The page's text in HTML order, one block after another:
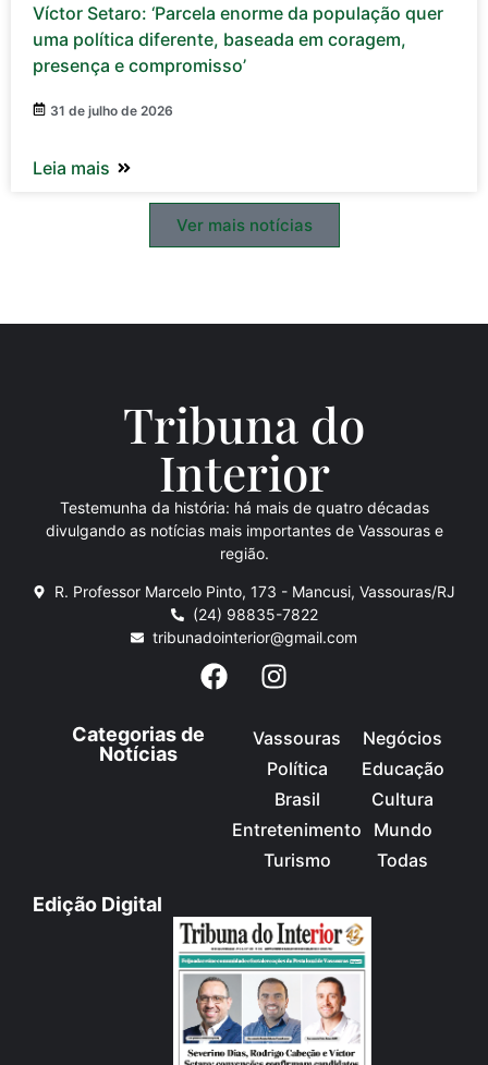
Víctor Setaro: ‘Parcela enorme da população quer
uma política diferente, baseada em coragem,
presença e compromisso’
31 de julho de 2026
Leia mais
Ver mais notícias
Tribuna do
Interior
Testemunha da história: há mais de quatro décadas
divulgando as notícias mais importantes de Vassouras e
região.
R. Professor Marcelo Pinto, 173 - Mancusi, Vassouras/RJ
(24) 98835-7822
tribunadointerior@gmail.com
Categorias de
Notícias
Vassouras
Política
Brasil
Entretenimento
Turismo
Negócios
Educação
Cultura
Mundo
Todas
Edição Digital